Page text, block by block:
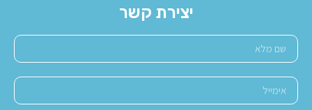
יצירת קשר